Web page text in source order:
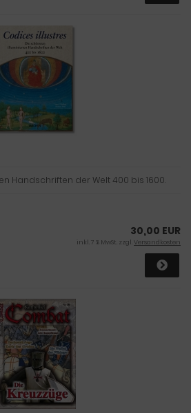
Handschriften der Welt 400 bis 1600.
30,00 EUR
inkl. 7 % MwSt. zzgl.Versandkosten